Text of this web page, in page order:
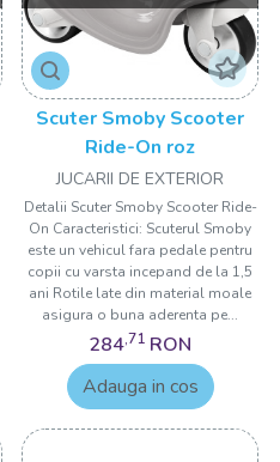
Scuter Smoby Scooter
Ride-On roz
JUCARII DE EXTERIOR
Detalii Scuter Smoby Scooter Ride-
On Caracteristici: Scuterul Smoby
este un vehicul fara pedale pentru
copii cu varsta incepand de la 1,5
ani Rotile late din material moale
asigura o buna aderenta pe...
284,71 RON
Adauga in cos